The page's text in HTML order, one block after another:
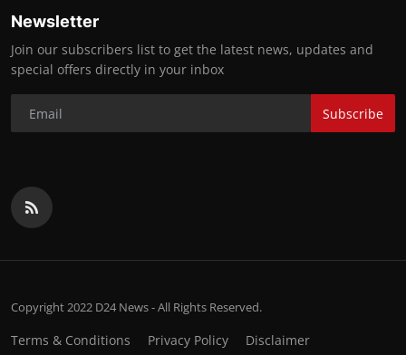
Newsletter
Join our subscribers list to get the latest news, updates and
special offers directly in your inbox
Subscribe
Copyright 2022 D24 News - All Rights Reserved.
Terms & Conditions Privacy Policy Disclaimer